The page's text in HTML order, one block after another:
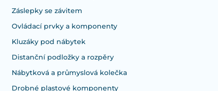
Záslepky se závitem
Ovládací prvky a komponenty
Kluzáky pod nábytek
Distanční podložky a rozpěry
Nábytková a průmyslová kolečka
Drobné plastové komponenty